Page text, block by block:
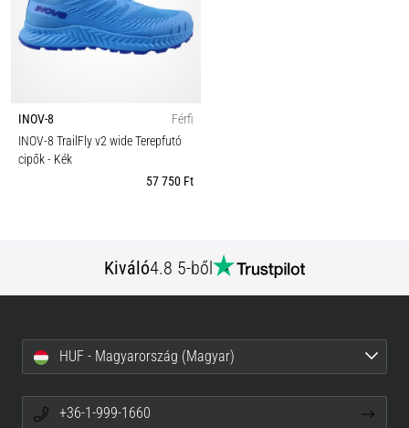
INOV-8
Férfi
INOV-8 TrailFly v2 wide Terepfutó
cipők- Kék
57 750 Ft
Kiváló4.8 5-ből
HUF - Magyarország (Magyar)
+36-1-999-1660